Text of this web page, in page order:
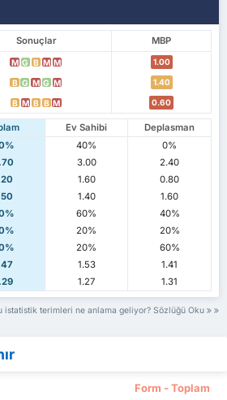
Sonuçlar
MBP
M G B M M 1.00
B G M G M 1.40
B M B B M 0.60
Ev Sahibi
Deplasman
40%
0%
3.00
2.40
1.60
0.80
1.40
1.60
60%
40%
20%
20%
20%
60%
1.53
1.41
1.27 1.31
istatistik terimleri ne anlama geliyor? Sözlüğü Oku
Form - Toplam